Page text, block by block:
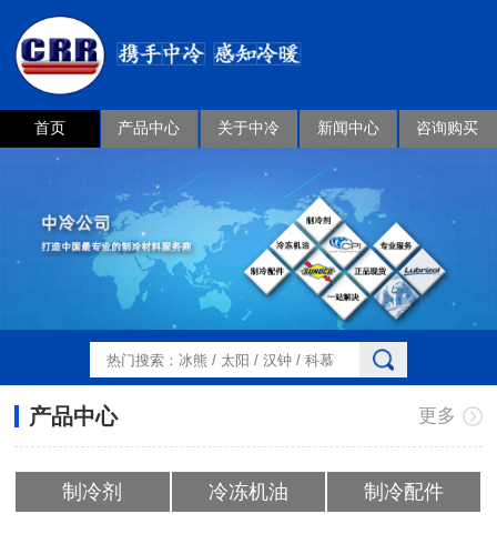
首页 产品中心 关于中冷 新闻中心 咨询购买
产品中心 更多
制冷剂 冷冻机油 制冷配件